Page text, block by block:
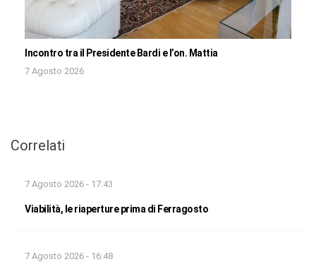
Incontro tra il Presidente Bardi e l’on. Mattia
7 Agosto 2026
Correlati
7 Agosto 2026 - 17:43
Viabilità, le riaperture prima di Ferragosto
7 Agosto 2026 - 16:48